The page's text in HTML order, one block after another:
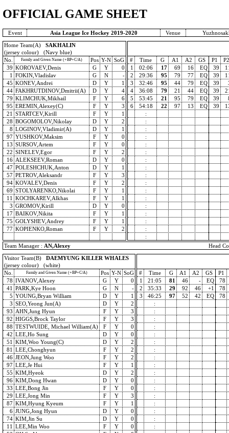
OFFICIAL GAME SHEET
Event Asia League Ice Hockey 2019-2020 Venue
Home Team(A) SAKHALIN
(jersey colour) (Navy blue)
No.
Family and Given Name (+BP+C/A) Pos Y-N SoG
39 KOROVAEV,Denis G Y
0
1 FOKIN,Vladislav G N
-
45 KONEV,Andrei D Y
1
44 FAKHRUTDINOV,Dmitrii(A) D Y
4
79 KLIMCHUK,Mikhail F Y
6
95 EREMIN,Alexey(C) F Y
3
21 STARTCEV,Kirill F Y
1
28 BOGOMOLOV,Nikolay D Y
2
8 LOGINOV,Vladimir(A) D Y
1
97 YUSHKOV,Maksim F Y
0
13 SURSOV,Artem F Y
0
22 SINELEV,Egor F Y
2
16 ALEKSEEV,Roman D Y
0
47 POLESHCHUK,Anton D Y
1
57 PETROV,Aleksandr F Y
3
94 KOVALEV,Denis F Y
2
69 STOLYARENKO,Nikolai F Y
1
11 KOCHKAREV,Alkhas F Y
1
3 GROMOV,Kirill D Y
0
17 BAIKOV,Nikita F Y
1
75 GOLYSHEV,Andrey F Y
1
77 KOPIENKO,Roman F Y 2
# Time G A1 A2 GS P1
P2
1
02:06 17 69 16 EQ 39
2
29:36 95 79 77 EQ 39
3
32:46 95 44 79 EQ 39
4
36:08 79 21 44 EQ 39
5
53:45 21 95 79 EQ 39
6
54:18 22 97 13 EQ 39
:
:
:
:
:
:
:
:
:
:
:
:
:
:
:
:
:
Team Manager : AN,Alexey
Head
Visitor Team(B) DAEMYUNG KILLER WHALES
(jersey colour) (white)
No.
Family and Given Name (+BP+C/A) Pos Y-N SoG
78 IVANOV,Alexey G Y
0
41 PARK,Kye Hoon G N
-
5 YOUNG,Bryan William D Y
1
3 SEO,Yeong Jun(A) D Y
2
93 AHN,Jung Hyun F Y
3
92 HIGGS,Brock Taylor F Y
3
88 TESTWUIDE, Michael William(A) F Y
0
42 LEE,Ho Sung D Y
0
51 KIM,Woo Young(C) D Y
2
81 LEE,Chonghyun F Y
2
46 JEON,Jung Woo F Y
2
97 LEE,Je Hui F Y
1
55 KIM,Hyeok D Y
2
96 KIM,Dong Hwan D Y
0
33 LEE,Bong Jin F Y
0
29 LEE,Jong Min F Y
3
87 KIM,Hyung Kyeum F Y
1
6 JUNG,Jong Hyun D Y
0
74 KIM,Jin Su D Y
0
11 LEE,Min Woo F Y
0
# Time G A1 A2 GS
P1
1
21:05 81 46 - EQ
78
2
35:33 29 92 46 +1
78
3
46:25 97 52 42 EQ
78
:
:
:
:
:
:
:
:
:
:
:
:
:
:
:
:
: